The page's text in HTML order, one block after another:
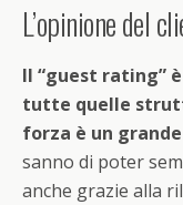
L’opinione del
Il “guest rating”
tutte quelle
forza è un
sanno di poter
anche grazie alla